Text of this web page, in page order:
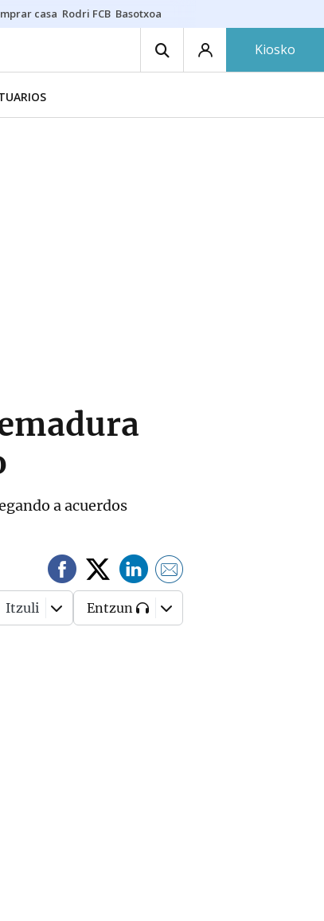
casa Rodri FCB Basotxoa
Kiosko
a acuerdos
Itzuli Entzun